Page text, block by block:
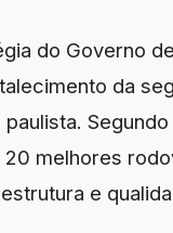
do Governo
da
20 melhores
e